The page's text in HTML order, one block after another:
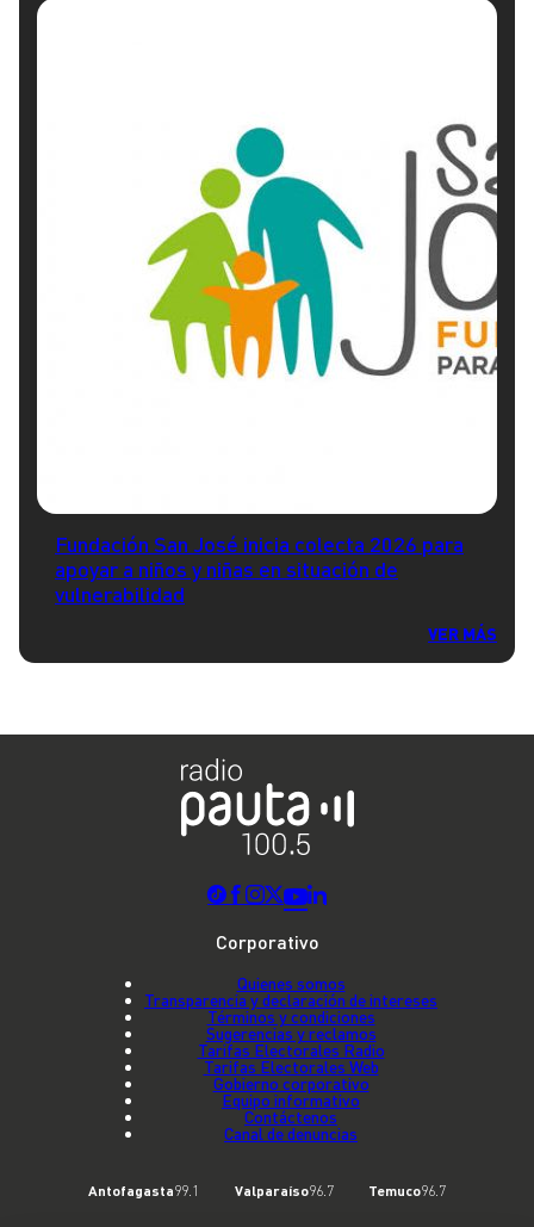
Fundación San José inicia colecta 2026 para
apoyar a niños y niñas en situación de
vulnerabilidad
VER MÁS
Corporativo
Quienes somos
Transparencia y declaración de intereses
Términos y condiciones
Sugerencias y reclamos
Tarifas Electorales Radio
Tarifas Electorales Web
Gobierno corporativo
Equipo informativo
Contáctenos
Canal de denuncias
Antofagasta99.1 Valparaíso96.7 Temuco96.7